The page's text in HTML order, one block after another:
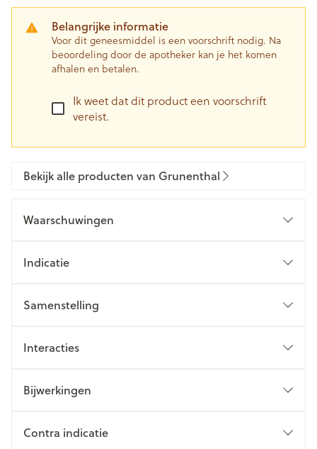
Belangrijke informatie
Voor dit geneesmiddel is een voorschrift nodig. Na
beoordeling door de apotheker kan je het komen
afhalen en betalen.
Ik weet dat dit product een voorschrift
vereist.
Bekijk alle producten van Grunenthal
Waarschuwingen
Indicatie
Samenstelling
Interacties
Bijwerkingen
Contra indicatie